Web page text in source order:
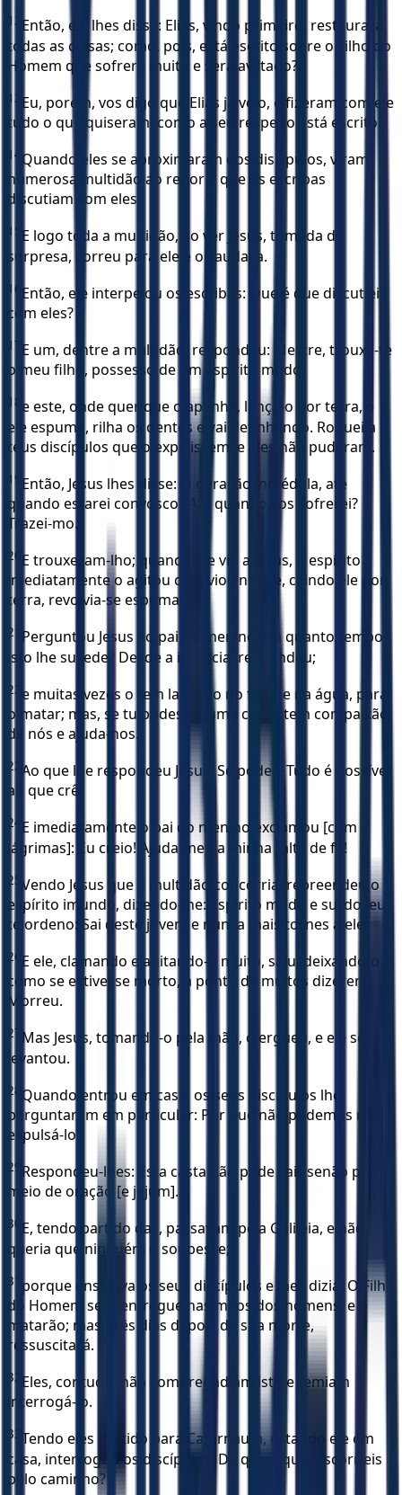
12 Então, ele lhes disse: Elias, vindo primeiro, restaurará
todas as coisas; como, pois, está escrito sobre o Filho do
Homem que sofrerá muito e será aviltado?
13 Eu, porém, vos digo que Elias já veio, e fizeram com ele
tudo o que quiseram, como a seu respeito está escrito.
14 Quando eles se aproximaram dos discípulos, viram
numerosa multidão ao redor e que os escribas
discutiam com eles.
15 E logo toda a multidão, ao ver Jesus, tomada de
surpresa, correu para ele e o saudava.
16 Então, ele interpelou os escribas: Que é que discutíeis
com eles?
17 E um, dentre a multidão, respondeu: Mestre, trouxe-te
o meu filho, possesso de um espírito mudo;
18 e este, onde quer que o apanha, lança-o por terra, e
ele espuma, rilha os dentes e vai definhando. Roguei a
teus discípulos que o expelissem, e eles não puderam.
19 Então, Jesus lhes disse: Ó geração incrédula, até
quando estarei convosco? Até quando vos sofrerei?
Trazei-mo.
20 E trouxeram-lho; quando ele viu a Jesus, o espírito
imediatamente o agitou com violência, e, caindo ele por
terra, revolvia-se espumando.
21
Perguntou Jesus ao pai do menino: Há quanto tempo
isto lhe sucede? Desde a infância, respondeu;
22 e muitas vezes o tem lançado no fogo e na água, para
o matar; mas, se tu podes alguma coisa, tem compaixão
de nós e ajuda-nos.
23 Ao que lhe respondeu Jesus: Se podes! Tudo é possível
ao que crê.
24 E imediatamente o pai do menino exclamou [com
lágrimas]: Eu creio! Ajuda-me na minha falta de fé!
25 Vendo Jesus que a multidão concorria, repreendeu o
espírito imundo, dizendo-lhe: Espírito mudo e surdo, eu
te ordeno: Sai deste jovem e nunca mais tornes a ele.
26 E ele, clamando e agitando-o muito, saiu, deixando-o
como se estivesse morto, a ponto de muitos dizerem:
Morreu.
27 Mas Jesus, tomando-o pela mão, o ergueu, e ele se
levantou.
28 Quando entrou em casa, os seus discípulos lhe
perguntaram em particular: Por que não pudemos nós
expulsá-lo?
29 Respondeu-lhes: Esta casta não pode sair senão por
meio de oração [e jejum].
30 E, tendo partido dali, passavam pela Galileia, e não
queria que ninguém o soubesse;
31
porque ensinava os seus discípulos e lhes dizia: O Filho
do Homem será entregue nas mãos dos homens, e o
matarão; mas, três dias depois da sua morte,
ressuscitará.
32 Eles, contudo, não compreendiam isto e temiam
interrogá-lo.
33 Tendo eles partido para Cafarnaum, estando ele em
casa, interrogou os discípulos: De que é que discorríeis
pelo caminho?